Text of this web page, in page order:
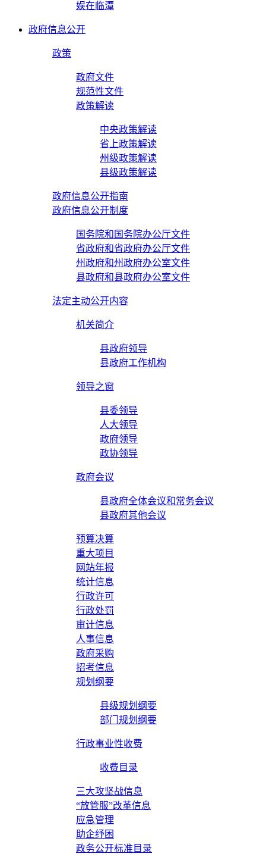
娱在临潭
政府信息公开
政策
政府文件
规范性文件
政策解读
中央政策解读
省上政策解读
州级政策解读
县级政策解读
政府信息公开指南
政府信息公开制度
国务院和国务院办公厅文件
省政府和省政府办公厅文件
州政府和州政府办公室文件
县政府和县政府办公室文件
法定主动公开内容
机关简介
县政府领导
县政府工作机构
领导之窗
县委领导
人大领导
政府领导
政协领导
政府会议
县政府全体会议和常务会议
县政府其他会议
预算决算
重大项目
网站年报
统计信息
行政许可
行政处罚
审计信息
人事信息
政府采购
招考信息
规划纲要
县级规划纲要
部门规划纲要
行政事业性收费
收费目录
三大攻坚战信息
“放管服”改革信息
应急管理
助企纾困
政务公开标准目录